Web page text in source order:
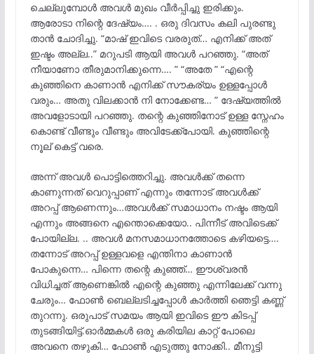
ചെല്ലുമ്പോൾ അവൾ മുഖം വീർപ്പിച്ചു ഇരിക്കും.
ആരോടാ നിന്റെ ദേഷ്യം…. . ഒരു ദിവസം കലി പുരണ്ടു
താൻ ചോദിച്ചു. “മാഷ് ഇവിടെ വരരുത്… എനിക്ക് അത്
ഇഷ്ടം അല്ല..” മറുപടി ആയി അവൾ പറഞ്ഞു. “അത്
നീയാണോ തീരുമാനിക്കുന്നെ…. ” “അതേ ” “എന്റെ
കുഞ്ഞിനെ കാണാൻ എനിക്ക് സൗകര്യം ഉള്ളപ്പോൾ
വരും… അതു വിലക്കാൻ നി നോക്കേണ്ട… ” ദേഷ്യത്തിൽ
അവളോടായി പറഞ്ഞു. തന്റെ കുഞ്ഞിനോട് ഉള്ള സ്നേഹം
കൊണ്ട് വീണ്ടും വീണ്ടും അവിടേക്ക്പോയി. കുഞ്ഞിന്റെ
നൂല് കെട്ട് വരെ.
അന്ന് അവൾ പൊട്ടിത്തെറിച്ചു. അവൾക്ക് തന്നെ
കാണുന്നത് വെറുപ്പാണ് എന്നും തന്നോട് അവൾക്ക്
അറപ്പ് ആണെന്നും…അവൾക്ക് സമാധാനം നഷ്ടം ആയി
എന്നും അങ്ങനെ എന്തൊക്കെയോ.. പിന്നീട് അവിടെക്ക്
പോയില്ല. .. അവൾ മനസമാധാനത്തോടെ കഴിയട്ടെ….
തന്നോട് അറപ്പ് ഉള്ളവളെ എന്തിനാ കാണാൻ
പോകുന്നെ… പിന്നെ തന്റെ കുഞ്ഞ്… ഈശ്വരൻ
വിധിച്ചത് ആണെങ്കിൽ എന്റെ കുഞ്ഞു എന്നിലേക്ക് വന്നു
ചേരും… ഫോൺ ബെല്ലടിച്ചപ്പോൾ കാർത്തി ഞെട്ടി കണ്ണ്
തുറന്നു. ഒരുപാട് സമയം ആയി ഇവിടെ ഈ കിടപ്പ്
തുടങ്ങിയിട്ട്.ഓർമ്മകൾ ഒരു കരിയില കാറ്റ് പോലെ
അവനെ തഴുകി… ഫോൺ എടുത്തു നോക്കി.. മീനുട്ടി